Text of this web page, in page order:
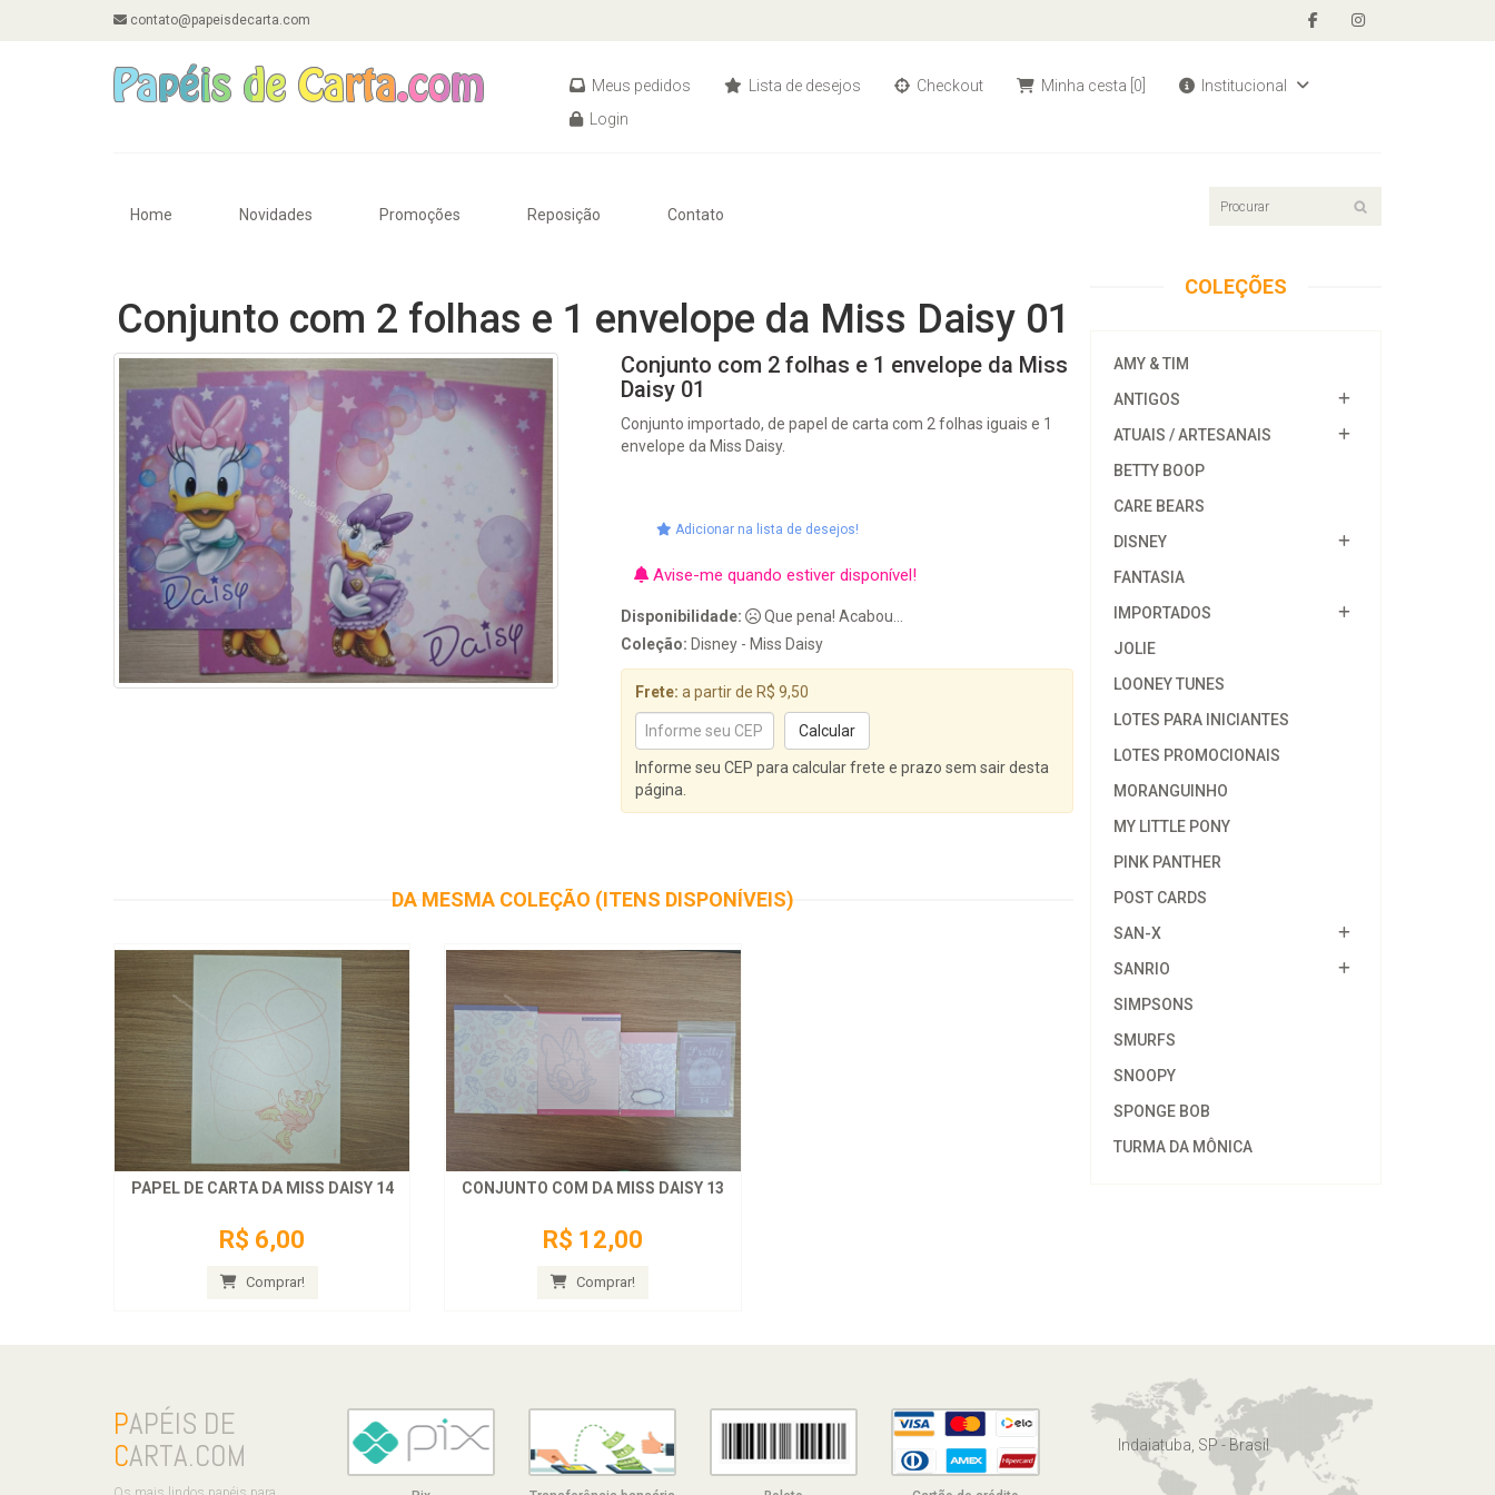
contato@papeisdecarta.com
Meus pedidos Lista de desejos Checkout Minha cesta [0]
Institucional
Login
Home Novidades Promoções Reposição Contato
Conjunto com 2 folhas e 1 envelope da Miss Daisy 01
Conjunto com 2 folhas e 1 envelope da Miss
Daisy 01
Conjunto importado, de papel de carta com 2 folhas iguais e 1
envelope da Miss Daisy.
Adicionar na lista de desejos!
Avise-me quando estiver disponível!
Disponibilidade:
Que pena! Acabou...
Coleção: Disney - Miss Daisy
Frete: a partir de R$ 9,50
Informe seu CEP para calcular frete e prazo sem sair desta
página.
DA MESMA COLEÇÃO (ITENS DISPONÍVEIS)
PAPEL DE CARTA DA MISS DAISY 14
R$ 6,00
Comprar!
CONJUNTO COM DA MISS DAISY 13
R$ 12,00
Comprar!
COLEÇÕES
AMY & TIM
ANTIGOS
ATUAIS / ARTESANAIS
BETTY BOOP
CARE BEARS
DISNEY
FANTASIA
IMPORTADOS
JOLIE
LOONEY TUNES
LOTES PARA INICIANTES
LOTES PROMOCIONAIS
MORANGUINHO
MY LITTLE PONY
PINK PANTHER
POST CARDS
SAN-X
SANRIO
SIMPSONS
SMURFS
SNOOPY
SPONGE BOB
TURMA DA MÔNICA
PAPÉIS DE
CARTA.COM Indaiatuba, SP - Brasil